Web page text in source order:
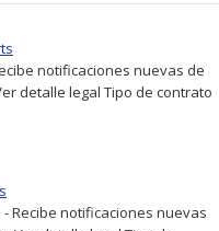
notificaciones nuevas de
detalle legal Tipo de contrato
Recibe notificaciones nuevas